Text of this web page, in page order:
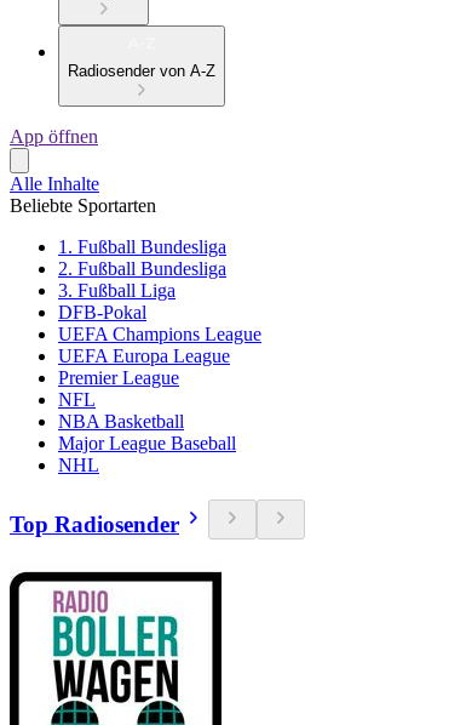
Radiosender von A-Z
App öffnen
Alle Inhalte
Beliebte Sportarten
1. Fußball Bundesliga
2. Fußball Bundesliga
3. Fußball Liga
DFB-Pokal
UEFA Champions League
UEFA Europa League
Premier League
NFL
NBA Basketball
Major League Baseball
NHL
Top Radiosender